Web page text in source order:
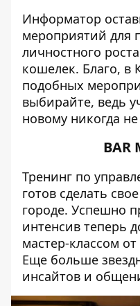
Информатор
мероприятий для
личностного
кошелек. Благо, в
подобных
выбирайте, ведь
новому никогда
BAR
Тренинг по
готов сделать
городе. Успешно
интенсив теперь
мастер-классом
Еще больше
инсайтов и